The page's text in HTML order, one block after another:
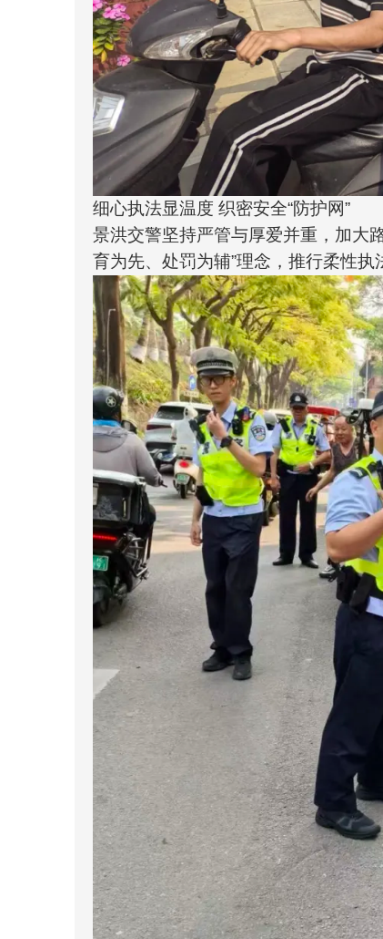
细心执法显温度 织密安全“防护网”
景洪交警坚持严管与厚爱并重，加大
育为先、处罚为辅”理念，推行柔性执